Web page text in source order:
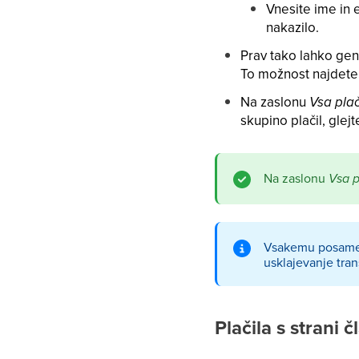
Vnesite ime in
nakazilo.
Prav tako lahko
To možnost
Na zaslonu Vsa
skupino plačil,
Na zaslonu Vsa
Vsakemu
usklajevanje
Plačila s strani